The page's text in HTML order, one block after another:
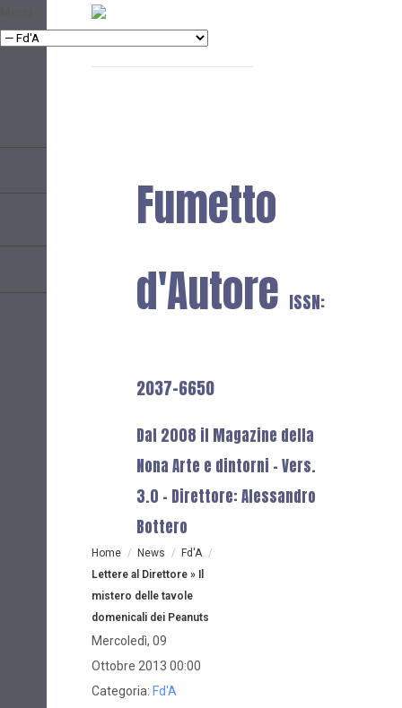
Fumetto
d'Autore ISSN:
2037-6650
Dal 2008 il Magazine della
Nona Arte e dintorni - Vers.
3.0 - Direttore: Alessandro
Bottero
Home / News / Fd'A /
Lettere al Direttore » Il
mistero delle tavole
domenicali dei Peanuts
Mercoledì, 09
Ottobre 2013 00:00
Categoria: Fd'A